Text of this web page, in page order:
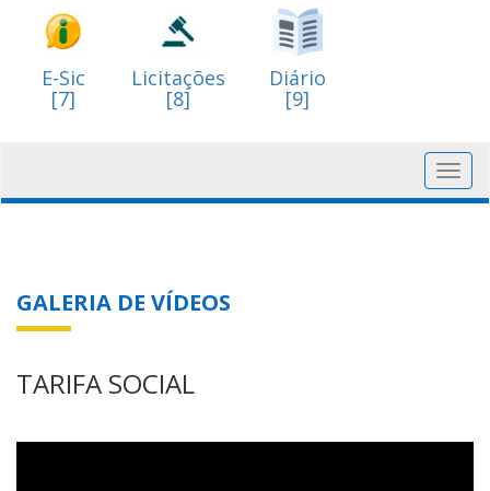
E-Sic
[7]
Licitações
[8]
Diário
[9]
GALERIA DE VÍDEOS
TARIFA SOCIAL